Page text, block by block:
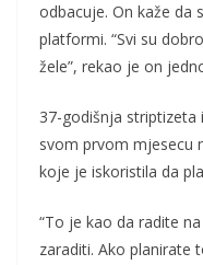
odbacuje. On kaže da
platformi. “Svi su
žele”, rekao je on
37-godišnja striptizeta
svom prvom mjesecu
koje je iskoristila da
“To je kao da radite
zaraditi. Ako planirate